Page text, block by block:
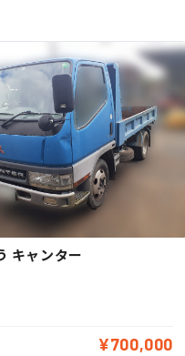
キャンター
¥700,000